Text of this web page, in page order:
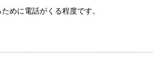
めに電話がくる程度です。